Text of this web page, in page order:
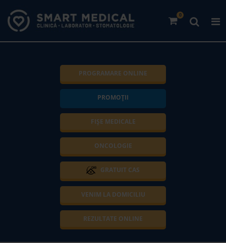
0
PROGRAMARE ONLINE
PROMOȚII
FIȘE MEDICALE
ONCOLOGIE
GRATUIT CAS
VENIM LA DOMICILIU
REZULTATE ONLINE